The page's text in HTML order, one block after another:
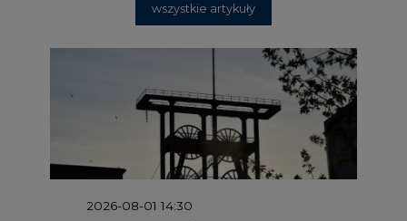
wszystkie artykuły
2026-08-01 14:30